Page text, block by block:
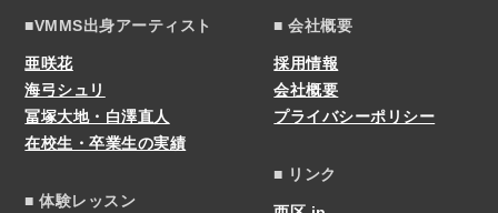
■VMMS出身アーティスト
亜咲花
海弓シュリ
冨塚大地・白澤直人
在校生・卒業生の実績
■ 体験レッスン
■ 会社概要
採用情報
会社概要
プライバシーポリシー
■ リンク